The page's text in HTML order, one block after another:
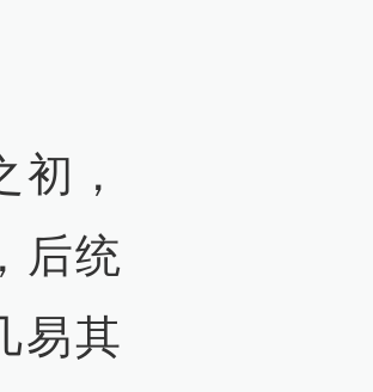
，
后统
易其